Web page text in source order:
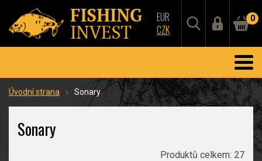
EUR
CZK
0
Úvodní strana Sonary
Sonary
Produktů celkem: 27